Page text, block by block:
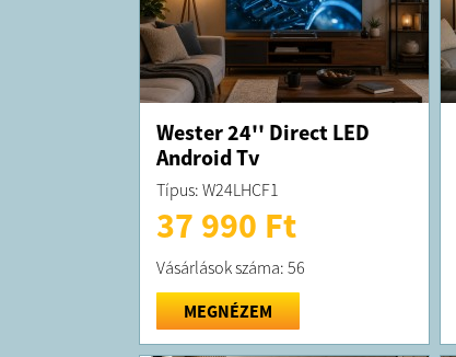
Wester 24'' Direct LED
Android Tv
Típus: W24LHCF1
37 990 Ft
Vásárlások száma: 56
MEGNÉZEM